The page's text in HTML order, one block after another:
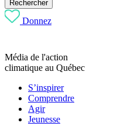
Rechercher
Donnez
Média de l'action
climatique au Québec
S’inspirer
Comprendre
Agir
Jeunesse